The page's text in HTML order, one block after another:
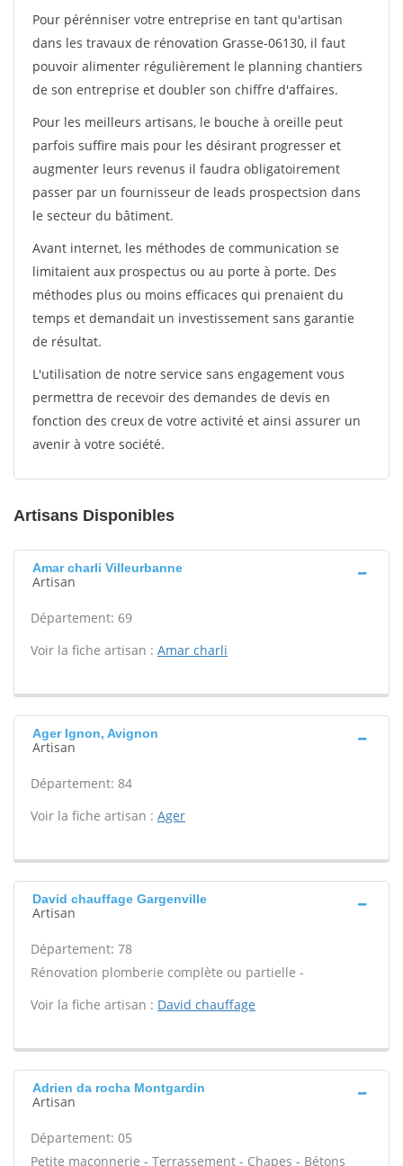
Pour pérénniser votre entreprise en tant qu'artisan
dans les travaux de rénovation Grasse-06130, il faut
pouvoir alimenter régulièrement le planning chantiers
de son entreprise et doubler son chiffre d'affaires.
Pour les meilleurs artisans, le bouche à oreille peut
parfois suffire mais pour les désirant progresser et
augmenter leurs revenus il faudra obligatoirement
passer par un fournisseur de leads prospectsion dans
le secteur du bâtiment.
Avant internet, les méthodes de communication se
limitaient aux prospectus ou au porte à porte. Des
méthodes plus ou moins efficaces qui prenaient du
temps et demandait un investissement sans garantie
de résultat.
L'utilisation de notre service sans engagement vous
permettra de recevoir des demandes de devis en
fonction des creux de votre activité et ainsi assurer un
avenir à votre société.
Artisans Disponibles
Amar charli Villeurbanne
Artisan
Département: 69
Voir la fiche artisan : Amar charli
Ager Ignon, Avignon
Artisan
Département: 84
Voir la fiche artisan : Ager
David chauffage Gargenville
Artisan
Département: 78
Rénovation plomberie complète ou partielle -
Voir la fiche artisan : David chauffage
Adrien da rocha Montgardin
Artisan
Département: 05
Petite maçonnerie - Terrassement - Chapes - Bétons